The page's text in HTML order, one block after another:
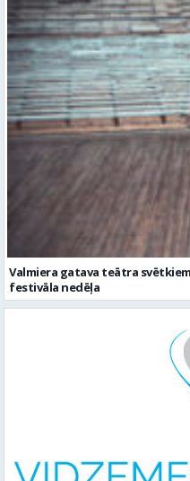
Valmiera gatava teātra
festivāla nedēļa